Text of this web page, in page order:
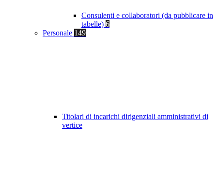
Consulenti e collaboratori (da pubblicare in
tabelle) 6
Personale 149
Titolari di incarichi dirigenziali amministrativi di
vertice